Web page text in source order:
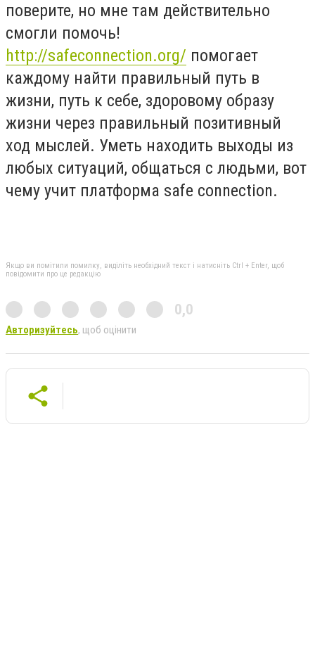
поверите, но мне там действительно
смогли помочь!
http://safeconnection.org/ помогает
каждому найти правильный путь в
жизни, путь к себе, здоровому образу
жизни через правильный позитивный
ход мыслей. Уметь находить выходы из
любых ситуаций, общаться с людьми, вот
чему учит платформа safe connection.
Якщо ви помітили помилку, виділіть необхідний текст і натисніть Ctrl + Enter, щоб
повідомити про це редакцію
0,0
Авторизуйтесь, щоб оцінити